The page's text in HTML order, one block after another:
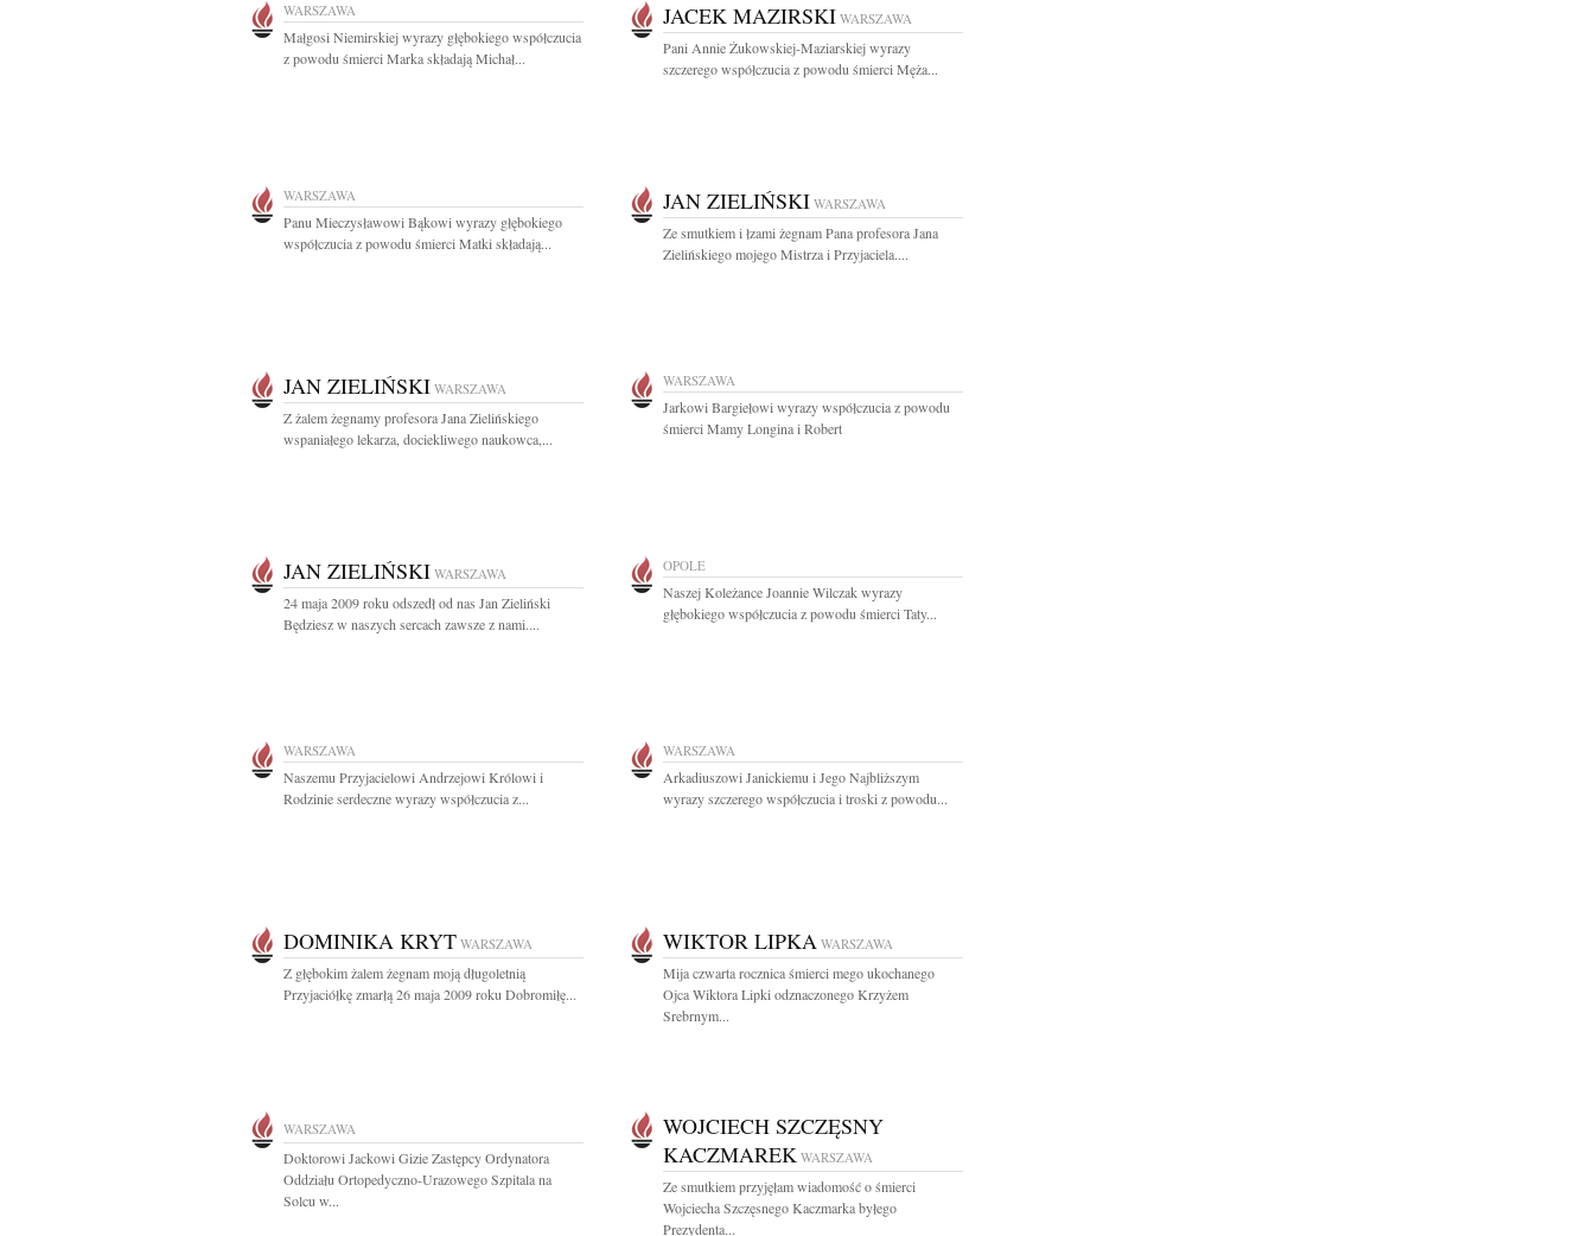
WARSZAWA
Małgosi Niemirskiej wyrazy głębokiego współczucia
z powodu śmierci Marka składają Michał...
JACEK MAZIRSKI WARSZAWA
Pani Annie Żukowskiej-Maziarskiej wyrazy
szczerego współczucia z powodu śmierci Męża...
WARSZAWA
Panu Mieczysławowi Bąkowi wyrazy głębokiego
współczucia z powodu śmierci Matki składają...
JAN ZIELIŃSKI WARSZAWA
Ze smutkiem i łzami żegnam Pana profesora Jana
Zielińskiego mojego Mistrza i Przyjaciela....
JAN ZIELIŃSKI WARSZAWA
Z żalem żegnamy profesora Jana Zielińskiego
wspaniałego lekarza, dociekliwego naukowca,...
WARSZAWA
Jarkowi Bargiełowi wyrazy współczucia z powodu
śmierci Mamy Longina i Robert
JAN ZIELIŃSKI WARSZAWA
24 maja 2009 roku odszedł od nas Jan Zieliński
Będziesz w naszych sercach zawsze z nami....
OPOLE
Naszej Koleżance Joannie Wilczak wyrazy
głębokiego współczucia z powodu śmierci Taty...
WARSZAWA
Naszemu Przyjacielowi Andrzejowi Królowi i
Rodzinie serdeczne wyrazy współczucia z...
WARSZAWA
Arkadiuszowi Janickiemu i Jego Najbliższym
wyrazy szczerego współczucia i troski z powodu...
DOMINIKA KRYT WARSZAWA
Z głębokim żalem żegnam moją długoletnią
Przyjaciółkę zmarłą 26 maja 2009 roku Dobromiłę...
WIKTOR LIPKA WARSZAWA
Mija czwarta rocznica śmierci mego ukochanego
Ojca Wiktora Lipki odznaczonego Krzyżem
Srebrnym...
WARSZAWA
Doktorowi Jackowi Gizie Zastępcy Ordynatora
Oddziału Ortopedyczno-Urazowego Szpitala na
Solcu w...
WOJCIECH SZCZĘSNY
KACZMAREK WARSZAWA
Ze smutkiem przyjęłam wiadomość o śmierci
Wojciecha Szczęsnego Kaczmarka byłego
Prezydenta...